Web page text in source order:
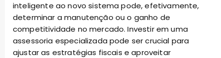
inteligente ao novo sistema pode, efetivamente,
determinar a manutenção ou o ganho de
competitividade no mercado. Investir em uma
assessoria especializada pode ser crucial para
ajustar as estratégias fiscais e aproveitar